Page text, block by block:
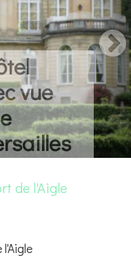
vue
de l'Aigle